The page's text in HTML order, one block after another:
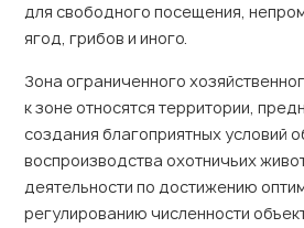
для свободного посещения,
ягод, грибов и иного.
Зона ограниченного
к зоне относятся территории,
создания благоприятных условий
воспроизводства охотничьих
деятельности по достижению
регулированию численности